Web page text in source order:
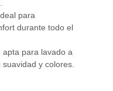
para
durante todo el
apta para lavado a
y colores.